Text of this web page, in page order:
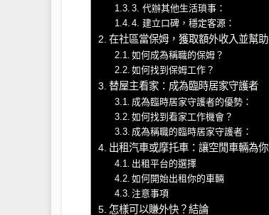
3. 代辦其他生活瑣事：
4. 建立口碑，穩定客源：
在社區當保姆，獲取額外收入並幫
如何成為稱職的保姆？
如何找到保姆工作？
替屋主看家：成為臨時居家守護者
成為臨時居家守護者的優勢：
如何找到看家工作機會？
成為稱職的臨時居家守護者：
出租汽車或摩托車：讓空閒車輛為
出租平台的選擇
如何開始出租你的車輛
注意事項
怎樣可以賺外快？結論